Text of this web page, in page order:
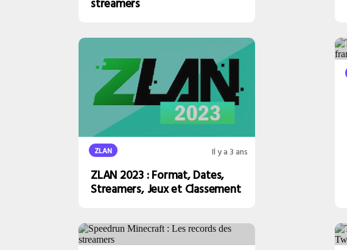
ZLAN Il y a 3 ans
ZLAN 2023 : Format, Dates,
Streamers, Jeux et Classement